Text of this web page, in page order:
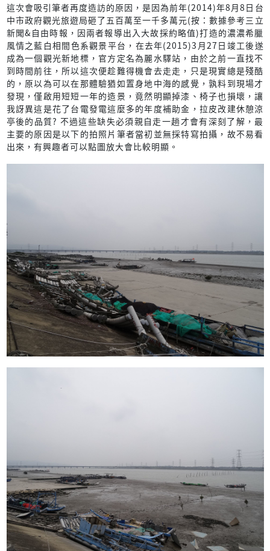
這次會吸引筆者再度造訪的原因，是因為前年(2014)年8月8日台
中市政府觀光旅遊局砸了五百萬至一千多萬元(按：數據參考三立
新聞&自由時報，因兩者報導出入大故採約略值)打造的濃濃希臘
風情之藍白相間色系觀景平台，在去年(2015)3月27日竣工後遂
成為一個觀光新地標，官方定名為麗水驛站，由於之前一直找不
到時間前往，所以這次便趁難得機會去走走，只是現實總是殘酷
的，原以為可以在那體驗猶如置身地中海的感覺，孰料到現場才
發現，僅啟用短短一年的造景，竟然明顯掉漆、椅子也損壞，讓
我訝異這是花了台電發電這麼多的年度補助金，拉皮改建休憩涼
亭後的品質? 不過這些缺失必須親自走一趟才會有深刻了解，最
主要的原因是以下的拍照片筆者當初並無採特寫拍攝，故不易看
出來，有興趣者可以點圖放大會比較明顯。